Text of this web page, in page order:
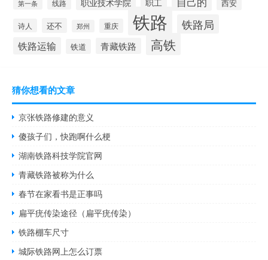
第一条 线路 西安
诗人 还不 郑州 重庆 铁路 铁路局
铁路运输 铁道 青藏铁路 高铁
猜你想看的文章
京张铁路修建的意义
傻孩子们，快跑啊什么梗
湖南铁路科技学院官网
青藏铁路被称为什么
春节在家看书是正事吗
扁平疣传染途径（扁平疣传染）
铁路棚车尺寸
城际铁路网上怎么订票